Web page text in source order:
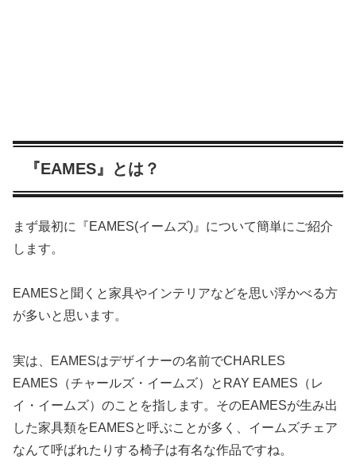
『EAMES』とは？
まず最初に『EAMES(イームズ)』について簡単にご紹介
します。
EAMESと聞くと家具やインテリアなどを思い浮かべる方
が多いと思います。
実は、EAMESはデザイナーの名前でCHARLES
EAMES（チャールズ・イームズ）とRAY EAMES（レ
イ・イームズ）のことを指します。そのEAMESが生み出
した家具類をEAMESと呼ぶことが多く、イームズチェア
なんて呼ばれたりする椅子は有名な作品ですね。